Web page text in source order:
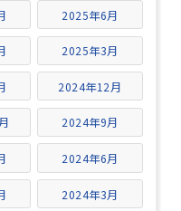
2025年6月
2025年3月
2024年12月
2024年9月
2024年6月
2024年3月